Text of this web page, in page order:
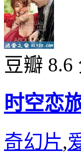
豆瓣 8.6
时空恋
奇幻片,